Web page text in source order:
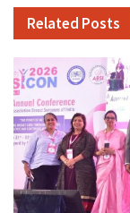
Related Posts